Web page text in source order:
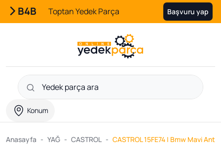
B4B Toptan Yedek Parça Başvuru yap
Konum
Anasayfa YAĞ CASTROL CASTROL 15FE74 | Bmw Mavi